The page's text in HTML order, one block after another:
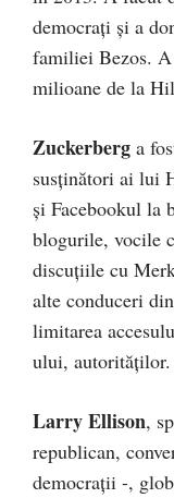
democraţi şi a
familiei Bezos.
milioane de la
Zuckerberg a
susţinători ai lui
şi Facebookul la
blogurile, vocile
discuţiile cu
alte conduceri
limitarea
ului, autorităţilor.
Larry Ellison,
republican,
democraţii -,